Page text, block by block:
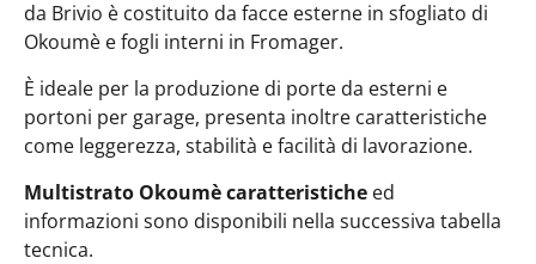
da Brivio è costituito da facce esterne in sfogliato di
Okoumè e fogli interni in Fromager.
È ideale per la produzione di porte da esterni e
portoni per garage, presenta inoltre caratteristiche
come leggerezza, stabilità e facilità di lavorazione.
Multistrato Okoumè caratteristiche ed
informazioni sono disponibili nella successiva tabella
tecnica.